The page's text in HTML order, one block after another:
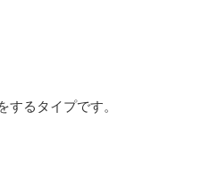
るタイプです。